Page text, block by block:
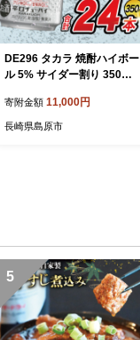
DE296 タカラ 焼酎ハイボー
ル 5% サイダー割り 350ml
焼酎 酎ハイ チューハイ ハ
イボール サイダー ソーダ
寄附金額 11,000円
長崎県島原市
5